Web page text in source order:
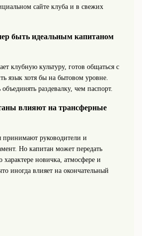
сайте клуба и в свежих
быть идеальным капитаном
клубную культуру, готов общаться с
язык хотя бы на бытовом уровне.
раздевалку, чем паспорт.
влияют на трансферные
руководители и
Но капитан может передать
характере новичка, атмосфере и
иногда влияет на окончательный